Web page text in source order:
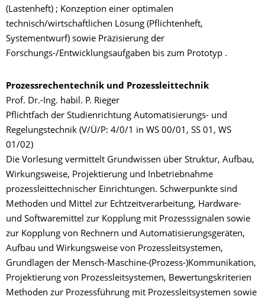
(Lastenheft) ; Konzeption einer optimalen
technisch/wirtschaftlichen Lösung (Pflichtenheft,
Systementwurf) sowie Präzisierung der
Forschungs-/Entwicklungsaufgaben bis zum Prototyp .
Prozessrechentechnik und Prozessleittechnik
Prof. Dr.-Ing. habil. P. Rieger
Pflichtfach der Studienrichtung Automatisierungs- und
Regelungstechnik (V/Ü/P: 4/0/1 in WS 00/01, SS 01, WS
01/02)
Die Vorlesung vermittelt Grundwissen über Struktur, Aufbau,
Wirkungsweise, Projektierung und Inbetriebnahme
prozessleittechnischer Einrichtungen. Schwerpunkte sind
Methoden und Mittel zur Echtzeitverarbeitung, Hardware-
und Softwaremittel zur Kopplung mit Prozesssignalen sowie
zur Kopplung von Rechnern und Automatisierungsgeräten,
Aufbau und Wirkungsweise von Prozessleitsystemen,
Grundlagen der Mensch-Maschine-(Prozess-)Kommunikation,
Projektierung von Prozessleitsystemen, Bewertungskriterien
Methoden zur Prozessführung mit Prozessleitsystemen sowie